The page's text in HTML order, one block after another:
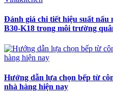
Đánh giá chi tiết hiệu suất nấu
B30-K18 trong môi trường
Hướng dẫn lựa chọn bếp từ
nhà hàng hiện nay